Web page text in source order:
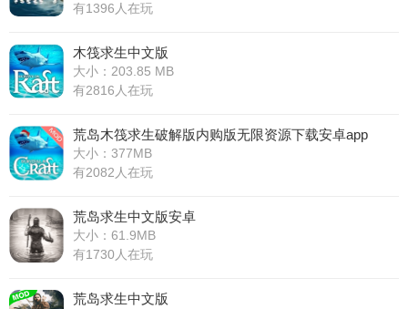
有1396人在玩
木筏求生中文版
大小：203.85 MB
有2816人在玩
荒岛木筏求生破解版内购版无限资源下载安卓app
大小：377MB
有2082人在玩
荒岛求生中文版安卓
大小：61.9MB
有1730人在玩
荒岛求生中文版